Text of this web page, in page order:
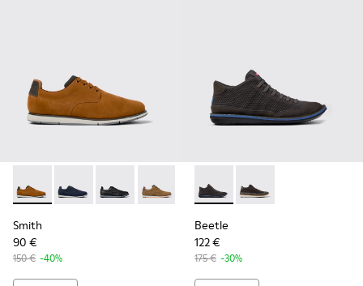
Smith - K100478-017 - Brown
Smith - K100478-018
Smith - K100478-016
Smith - K100478-004
Smith
90 €
150 € -40%
Beetle - K300327-012 -
Beetle - K300327-020
Beetle
122 €
175 € -30%